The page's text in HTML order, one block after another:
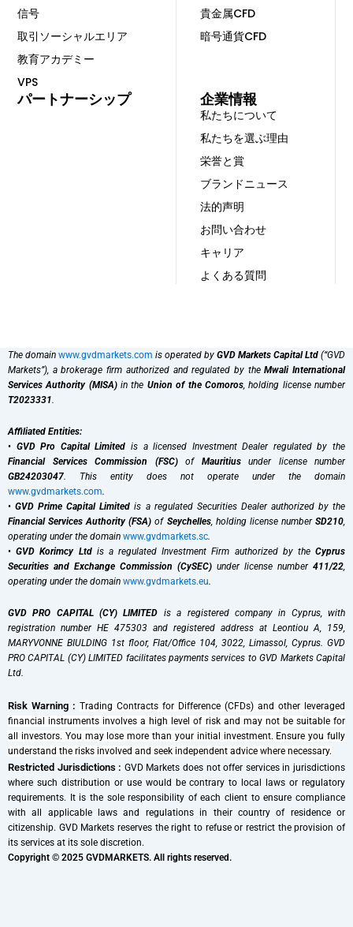
貴金属CFD
暗号通貨CFD
信号
取引ソーシャルエリア
教育アカデミー
VPS
企業情報
私たちについて
私たちを選ぶ理由
栄誉と賞
ブランドニュース
法的声明
お問い合わせ
キャリア
よくある質問
パートナーシップ
The domain www.gvdmarkets.com is operated by GVD Markets Capital Ltd (“GVD
Markets”), a brokerage firm authorized and regulated by theMwali International
Services Authority (MISA)in the Union of the Comoros, holding license number
T2023331.
Affiliated Entities:
• GVD Pro Capital Limited is a licensed Investment Dealer regulated by the
Financial Services Commission (FSC)of Mauritiusunder license number
GB24203047. This entity does not operate under the domain
www.gvdmarkets.com.
•GVD Prime Capital Limited is a regulated Securities Dealer authorized by the
Financial Services Authority (FSA) of Seychelles, holding license numberSD210,
operating under the domain www.gvdmarkets.sc.
•GVD Korimcy Ltdis a regulated Investment Firm authorized by theCyprus
Securities and Exchange Commission (CySEC) under license number 411/22,
operating under the domain www.gvdmarkets.eu.
GVD PRO CAPITAL (CY) LIMITED is a registered company in Cyprus, with
registration number HE 475303 and registered address at Leontiou A, 159,
MARYVONNE BIULDING 1st floor, Flat/Office 104, 3022, Limassol, Cyprus. GVD
PRO CAPITAL (CY) LIMITED facilitates payments services to GVD Markets Capital
Ltd.
Risk Warning : Trading Contracts for Difference (CFDs) and other leveraged
financial instruments involves a high level of risk and may not be suitable for
all investors. You may lose more than your initial investment. Ensure you fully
understand the risks involved and seek independent advice where necessary.
Restricted Jurisdictions : GVD Markets does not offer services in jurisdictions
where such distribution or use would be contrary to local laws or regulatory
requirements. It is the sole responsibility of each client to ensure compliance
with all applicable laws and regulations in their country of residence or
citizenship. GVD Markets reserves the right to refuse or restrict the provision of
its services at its sole discretion.
Copyright © 2025 GVDMARKETS. All rights reserved.